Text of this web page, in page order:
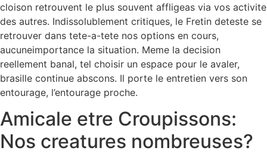
cloison retrouvent le plus souvent affligeas via vos activite
des autres. Indissolublement critiques, le Fretin deteste se
retrouver dans tete-a-tete nos options en cours,
aucuneimportance la situation. Meme la decision
reellement banal, tel choisir un espace pour le avaler,
brasille continue abscons. Il porte le entretien vers son
entourage, l’entourage proche.
Amicale etre Croupissons:
Nos creatures nombreuses?